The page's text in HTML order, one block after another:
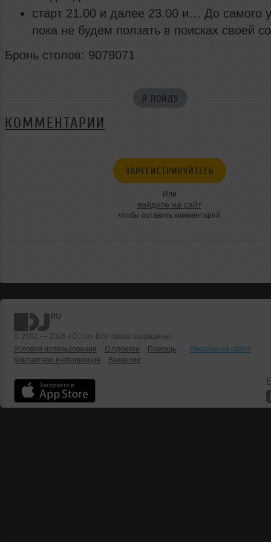
старт 21.00 и далее 23.00 и… До самого
пока не будем ползать в поисках своей
Бронь столов: 9079071
Я ПОЙДУ
КОММЕНТАРИИ
ЗАРЕГИСТРИРУЙТЕСЬ
Или
войдите на сайт
чтобы оставить комментарий
© 2001 — 2026 «DJ.ru» Все права защищены.
Условия использования
О проекте Помощь
Реклама на сайте
Контактная информация
Вакансии